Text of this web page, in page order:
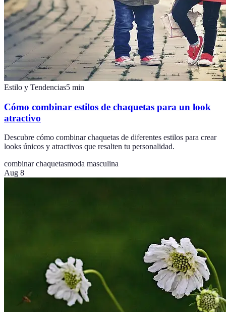
Estilo y Tendencias5 min
Cómo combinar estilos de chaquetas para un look
atractivo
Descubre cómo combinar chaquetas de diferentes estilos para crear
looks únicos y atractivos que resalten tu personalidad.
combinar chaquetasmoda masculina
Aug 8